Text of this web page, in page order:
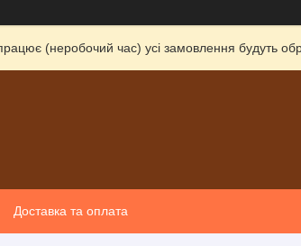
(неробочий час) усі замовлення будуть
Доставка та оплата